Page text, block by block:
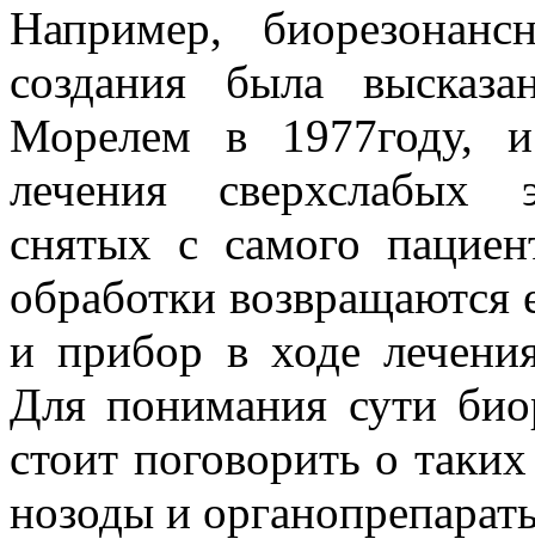
Например,
создания была
Морелем в 1977году,
лечения сверхслабых
снятых с самого
обработки
и прибор в ходе
Для понимания сути
стоит поговорить о
нозоды и